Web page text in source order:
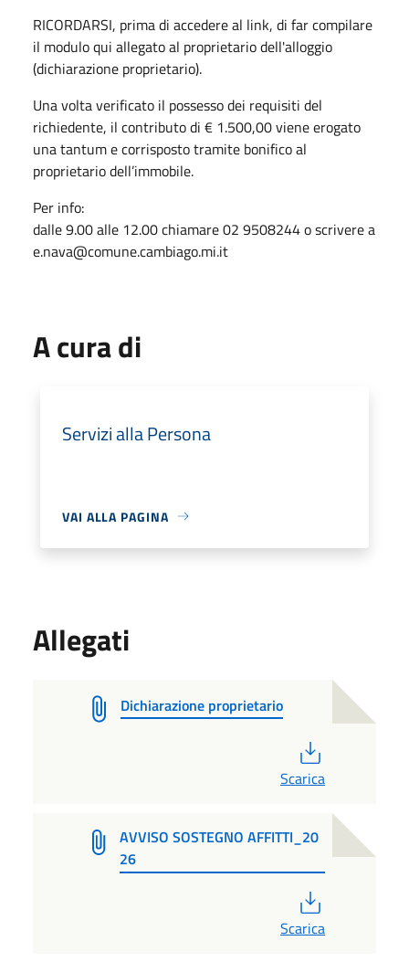
RICORDARSI, prima di accedere al link, di far compilare
il modulo qui allegato al proprietario dell'alloggio
(dichiarazione proprietario).
Una volta verificato il possesso dei requisiti del
richiedente, il contributo di € 1.500,00 viene erogato
una tantum e corrisposto tramite bonifico al
proprietario dell’immobile.
Per info:
dalle 9.00 alle 12.00 chiamare 02 9508244 o scrivere a
e.nava@comune.cambiago.mi.it
A cura di
Servizi alla Persona
VAI ALLA PAGINA
Allegati
Dichiarazione proprietario
Scarica
AVVISO SOSTEGNO AFFITTI_20
26
Scarica